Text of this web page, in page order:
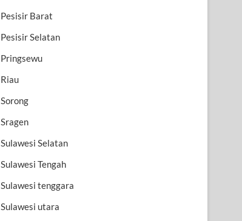
Pesisir Barat
Pesisir Selatan
Pringsewu
Riau
Sorong
Sragen
Sulawesi Selatan
Sulawesi Tengah
Sulawesi tenggara
Sulawesi utara